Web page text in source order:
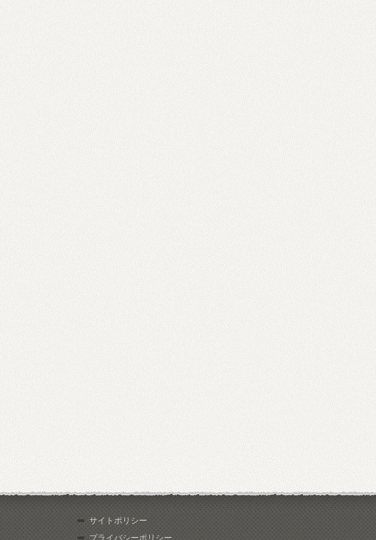
サイトポリシー
プライバシーポリシー